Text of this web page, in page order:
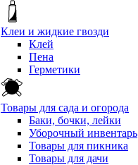
Клеи и жидкие гвозди
Клей
Пена
Герметики
Товары для сада и огорода
Баки, бочки, лейки
Уборочный инвентарь
Товары для пикника
Товары для дачи